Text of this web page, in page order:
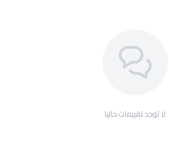
لا توجد تقييمات حاليا